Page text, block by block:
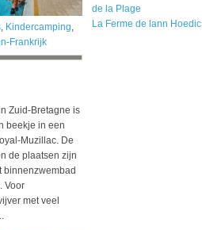
, Kindercamping,
Frankrijk
Zuid-Bretagne is
beekje in een
Muzillac. De
de plaatsen zijn
binnenzwembad
Voor
met veel
de la Plage
La Ferme de lann Hoedic